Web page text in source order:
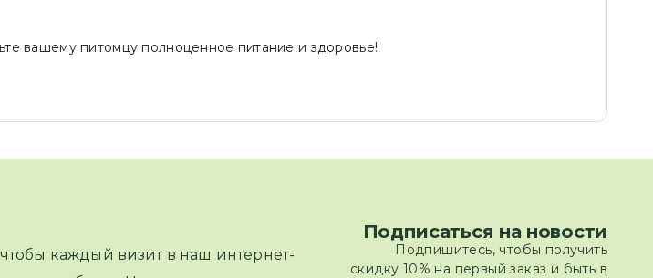
вашему питомцу полноценное питание и здоровье!
каждый визит в наш интернет-
Подписаться на новости
Подпишитесь, чтобы получить
скидку 10% на первый заказ и быть в